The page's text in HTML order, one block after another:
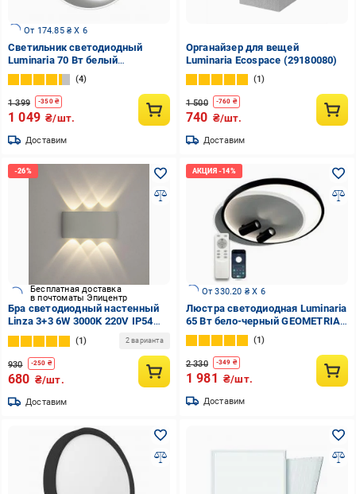
От 174.85 ₴ X 6
Светильник светодиодный
Luminaria 70 Вт белый
3000+6500 К ISLAND 70W R
ON/OFF
4
1 399 -350₴
1 049 ₴/шт.
Доставим
Органайзер для вещей
Luminaria Ecospace (29180080)
1
1 500 -760 ₴
740 ₴/шт.
Доставим
Бесплатная доставка
в почтоматы Эпицентр
Бра светодиодный настенный
Linza 3+3 6W 3000K 220V IP54
White (22049631)
1 2 варианта
930 -250 ₴
680 ₴/шт.
Доставим
От 330.20 ₴ X 6
Люстра светодиодная Luminaria
65 Вт бело-черный GEOMETRIA
DOWNLIGHT 65W 2R
1
2 330 -349 ₴
1 981 ₴/шт.
Доставим